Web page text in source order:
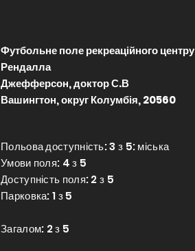
Футбольне поле рекреаційного центру
Рендалла
Джефферсон, доктор С.В
Вашингтон, округ Колумбія, 20560
Польова доступність: 3 з 5: міська
Умови поля: 4 з 5
Доступність поля: 2 з 5
Парковка: 1 з 5
Загалом: 2 з 5